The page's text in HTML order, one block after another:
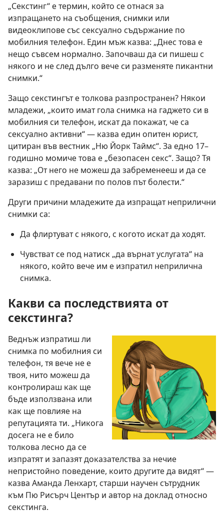
„Секстинг“ е термин, който се отнася за
изпращането на съобщения, снимки или
видеоклипове със сексуално съдържание по
мобилния телефон. Един мъж казва: „Днес това е
нещо съвсем нормално. Започваш да си пишеш с
някого и не след дълго вече си разменяте пикантни
снимки.“
Защо секстингът е толкова разпространен? Някои
младежи, „които имат гола снимка на гаджето си в
мобилния си телефон, искат да покажат, че са
сексуално активни“ — казва един опитен юрист,
цитиран във вестник „Ню Йорк Таймс“. За едно 17–
годишно момиче това е „безопасен секс“. Защо? Тя
казва: „От него не можеш да забременееш и да се
заразиш с предавани по полов път болести.“
Други причини младежите да изпращат неприлични
снимки са:
Да флиртуват с някого, с когото искат да ходят.
Чувстват се под натиск „да върнат услугата“ на
някого, който вече им е изпратил неприлична
снимка.
Какви са последствията от
секстинга?
Веднъж изпратиш ли
снимка по мобилния си
телефон, тя вече не е
твоя, нито можеш да
контролираш как ще
бъде използвана или
как ще повлияе на
репутацията ти. „Никога
досега не е било
толкова лесно да се
изпратят и запазят доказателства за нечие
непристойно поведение, които другите да видят“ —
казва Аманда Ленхарт, старши научен сътрудник
към Пю Рисърч Център и автор на доклад относно
секстинга.